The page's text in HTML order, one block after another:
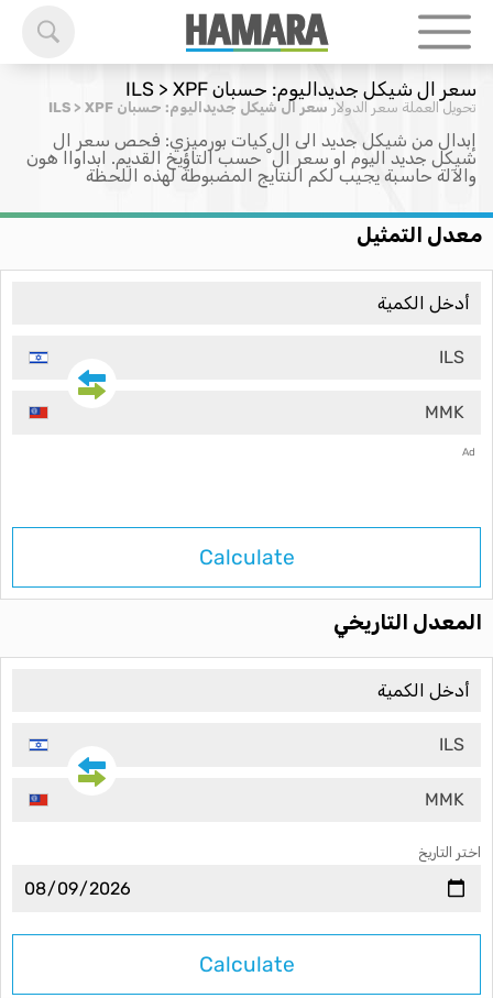
سعر ال شيكل جديداليوم: حسبان ILS > XPF
تحويل العملة سعر الدولار سعر ال شيكل جديداليوم: حسبان ILS > XPF
إبدال من شيكل جديد الى ال كيات بورميزي: فحص سعر ال
شيكل جديد اليوم او سعر ال ْ حسب التاؤيخ القديم. ابداواا هون
والآلة حاسبة يجيب لكم النتايج المضبوطة لهذه اللحظة
معدل التمثيل
ILS
MMK
Ad
Calculate
المعدل التاريخي
ILS
MMK
اختر التاريخ